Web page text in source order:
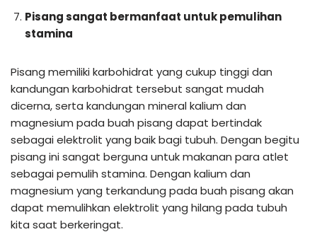
Pisang sangat bermanfaat untuk pemulihan
stamina
Pisang memiliki karbohidrat yang cukup tinggi dan
kandungan karbohidrat tersebut sangat mudah
dicerna, serta kandungan mineral kalium dan
magnesium pada buah pisang dapat bertindak
sebagai elektrolit yang baik bagi tubuh. Dengan begitu
pisang ini sangat berguna untuk makanan para atlet
sebagai pemulih stamina. Dengan kalium dan
magnesium yang terkandung pada buah pisang akan
dapat memulihkan elektrolit yang hilang pada tubuh
kita saat berkeringat.